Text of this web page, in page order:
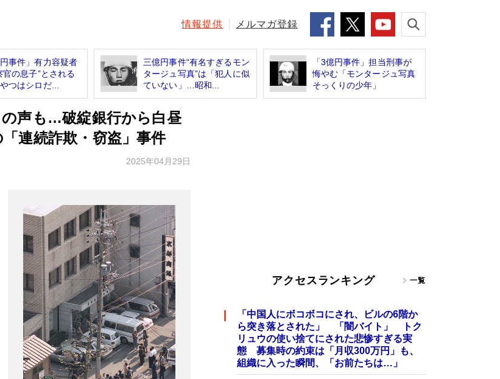
情報提供 メルマガ登録
円事件」有力容疑者
官の息子”とされる
つはシロだ...
三億円事件“有名すぎるモン
タージュ写真”は「犯人に似
ていない」…昭和...
「3億円事件」担当刑事が
悔やむ「モンタージュ写真
そっくりの少年」
の声も…破綻銀行から白昼
連続詐欺・窃盗」事件
2025年04月29日
アクセスランキング 一覧
「中国人にボコボコにされ、ビルの6階か
ら突き落とされた」 「闇バイト」 トク
リュウの使い捨てにされた悲惨すぎる実
態 募集時の約束は「月収300万円」も、
組織に入った瞬間、「お前たちは…」